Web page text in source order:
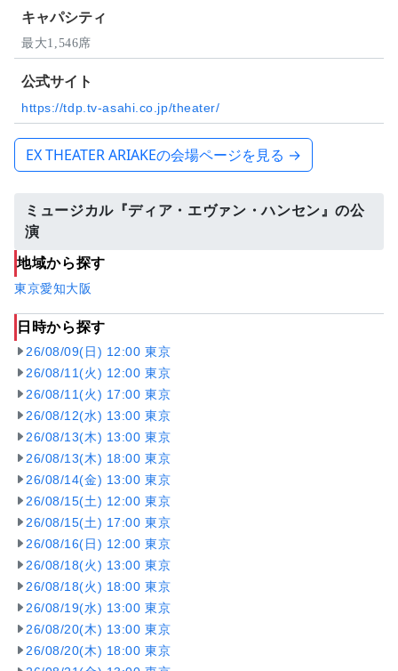
キャパシティ
最大1,546席
公式サイト
https://tdp.tv-asahi.co.jp/theater/
EX THEATER ARIAKEの会場ページを見る →
ミュージカル『ディア・エヴァン・ハンセン』の公
演
地域から探す
東京愛知大阪
日時から探す
26/08/09(日) 12:00 東京
26/08/11(火) 12:00 東京
26/08/11(火) 17:00 東京
26/08/12(水) 13:00 東京
26/08/13(木) 13:00 東京
26/08/13(木) 18:00 東京
26/08/14(金) 13:00 東京
26/08/15(土) 12:00 東京
26/08/15(土) 17:00 東京
26/08/16(日) 12:00 東京
26/08/18(火) 13:00 東京
26/08/18(火) 18:00 東京
26/08/19(水) 13:00 東京
26/08/20(木) 13:00 東京
26/08/20(木) 18:00 東京